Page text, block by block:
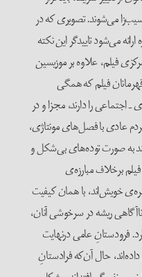
می‌شوند. تصویری که در
می‌شود تاییدگر این نکته
فیلم، علاوه بر موزیسین
فیلم که همگی
را دارند، مجزا و در
عادی با فصل‌های مونتاژی،
به صورت توده‌های بی‌شکل و
برخلاف مبارزه‌ی
خویش‌اند، با همان کیفیت
ریشه در سرخوشی آنان،
فرودستانِ عامی درنهایت
حال آن‌که فرادستانِ